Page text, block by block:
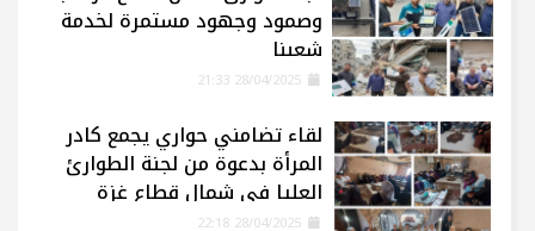
وصمود وجهود مستمرة لخدمة
شعبنا
لقاء تضامني حواري يجمع كادر
المرأة بدعوة من لجنة الطوارئ
العليا في شمال قطاع غزة